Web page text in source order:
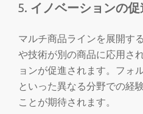
イノベーションの促
マルチ商品ラインを展開す
や技術が別の商品に応用さ
ョンが促進されます。フォ
といった異なる分野での経
ことが期待されます。